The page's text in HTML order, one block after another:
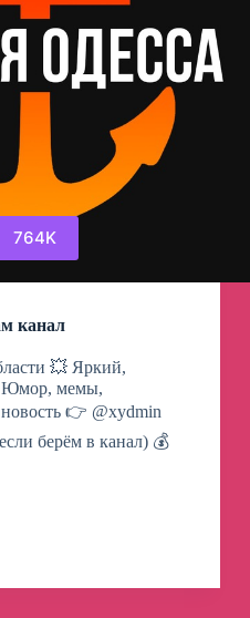
764K
канал
💥 Яркий,
Юмор, мемы,
👉 @xydmin
берём в канал) 💰